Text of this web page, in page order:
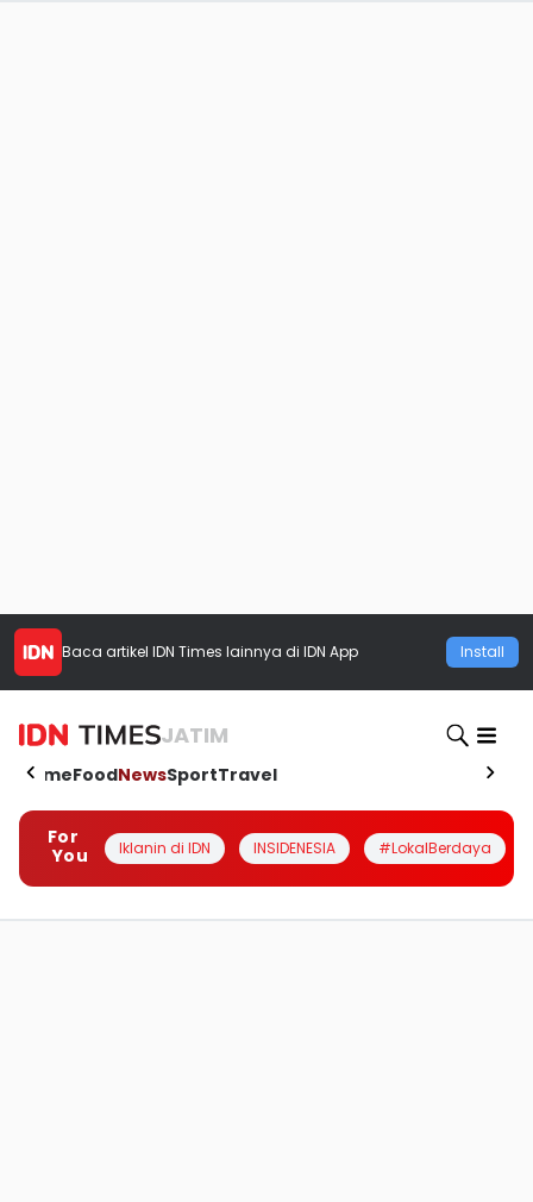
Baca artikel IDN Times lainnya di IDN App Install
JATIM
HomeFoodNewsSportTravel
For
You
Iklanin di IDN INSIDENESIA #LokalBerdaya